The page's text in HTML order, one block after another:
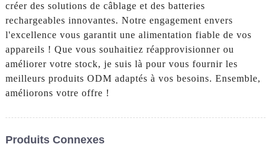
créer des solutions de câblage et des batteries
rechargeables innovantes. Notre engagement envers
l'excellence vous garantit une alimentation fiable de vos
appareils ! Que vous souhaitiez réapprovisionner ou
améliorer votre stock, je suis là pour vous fournir les
meilleurs produits ODM adaptés à vos besoins. Ensemble,
améliorons votre offre !
Produits Connexes